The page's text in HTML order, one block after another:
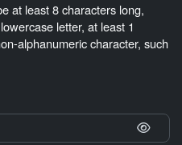
at least 8 characters long,
letter, at least 1
alphanumeric character, such